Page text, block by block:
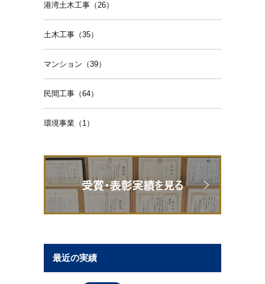
港湾土木工事（26）
土木工事（35）
マンション（39）
民間工事（64）
環境事業（1）
最近の実績